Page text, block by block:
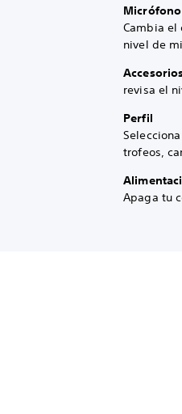
Micrófono
Cambia el
nivel de
revisa el
Perfil
trofeos,
Apaga tu